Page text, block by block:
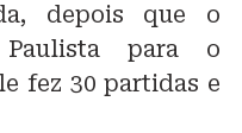
depois que o
para o
fez 30 partidas e